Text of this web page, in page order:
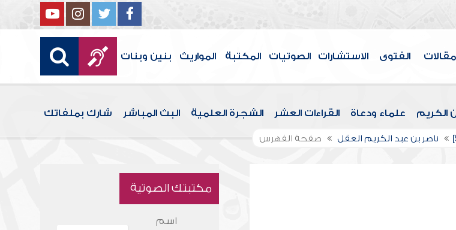
مقالات الفتوى الاستشارات الصوتيات المكتبة المواريث بنين وبنات
الكريم علماء ودعاة القراءات العشر الشجرة العلمية البث المباشر شارك بملفاتك
ناصر بن عبد الكريم العقل صفحة الفهرس
مكتبتك الصوتية
اسم